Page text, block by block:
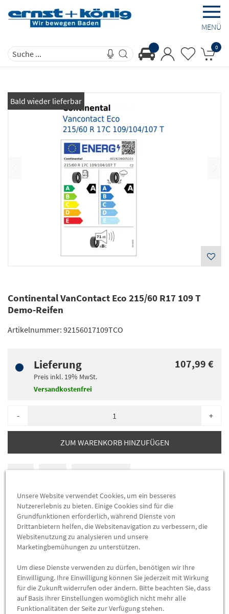
MENÜ
0
Bald wieder lieferbar
Continental VanContact Eco 215/60 R17 109 T
Demo-Reifen
Artikelnummer: 92156017109TCO
Lieferung
Preis inkl. 19% MwSt.
Versandkostenfrei
107,99 €
- +
ZUM WARENKORB HINZUFÜGEN
EU-REIFENLABEL
DATENBLATT
Herstellerangaben:FORD-Werke GmbH |
kunden@ford.com|Webseite:https://www.ford.de
Sommerreifen Continental
Unsere Website verwendet Cookies, um ein besseres
Nutzererlebnis zu bieten. Einige Cookies sind für die
Grundfunktionen erforderlich, während Dienste von
Drittanbietern helfen, die Websitenavigation zu verbessern, die
Websitenutzung zu analysieren und unsere
Marketingbemühungen zu unterstützen.
Um diese Dienste verwenden zu dürfen, benötigen wir Ihre
Einwilligung. Ihre Einwilligung können Sie jederzeit mit Wirkung
für die Zukunft widerrufen oder ändern. Bitte beachten Sie, dass
auf Basis Ihrer Einstellungen womöglich nicht mehr alle
Funktionalitäten der Seite zur Verfügung stehen.